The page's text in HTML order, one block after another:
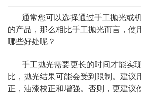
通常您可以选择通过手工抛光或
的产品，那么相比手工抛光而言，使
哪些好处呢？
手工抛光需要更长的时间才能实
比，抛光结果可能会受到限制。建议
正，油漆校正和增强。否则，更建议